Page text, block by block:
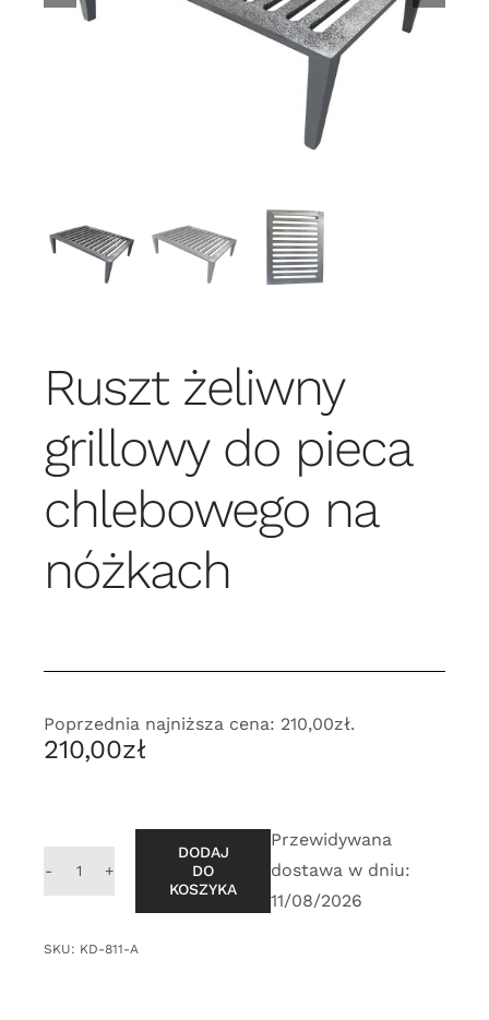
Ruszt żeliwny
grillowy do pieca
chlebowego na
nóżkach
210,00zł
Poprzednia najniższa cena: 210,00zł.
żeliwny
DODAJ
DO
KOSZYKA
Przewidywana
dostawa w dniu:
11/08/2026
SKU: KD-811-A